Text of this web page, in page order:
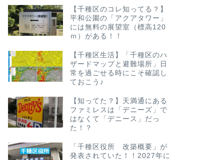
【千種区のコレ知ってる？】
平和公園の「アクアタワー」
には無料の展望室（標高120
ｍ）がある！！
【千種区生活】「千種区のハ
ザードマップと避難場所」日
常を過ごせる時にこそ確認し
ておこう♪
【知ってた？】天満通にある
ファミレスは「デニーズ」で
はなくて「デニース」だっ
た！？
「千種区役所 改築概要」が
発表されていた！！2027年に